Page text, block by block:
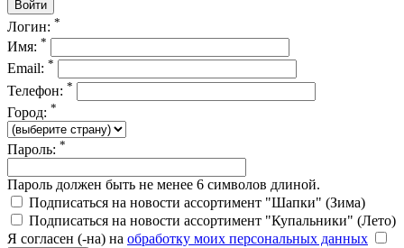
Логин: *
Имя: *
Email: *
Телефон: *
Город: *
Пароль: *
Пароль должен быть не менее 6 символов длиной.
Подписаться на новости ассортимент "Шапки" (Зима)
Подписаться на новости ассортимент "Купальники" (Лето)
Я согласен (-на) на обработку моих персональных данных